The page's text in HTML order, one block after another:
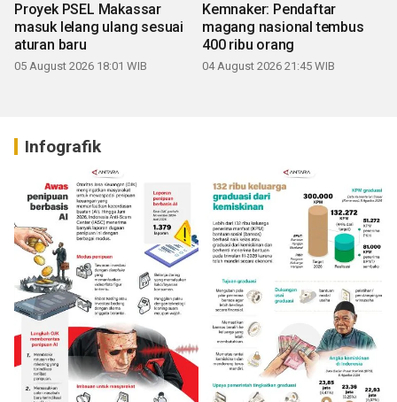
Proyek PSEL Makassar
masuk lelang ulang sesuai
aturan baru
05 August 2026 18:01 WIB
Kemnaker: Pendaftar
magang nasional tembus
400 ribu orang
04 August 2026 21:45 WIB
Infografik